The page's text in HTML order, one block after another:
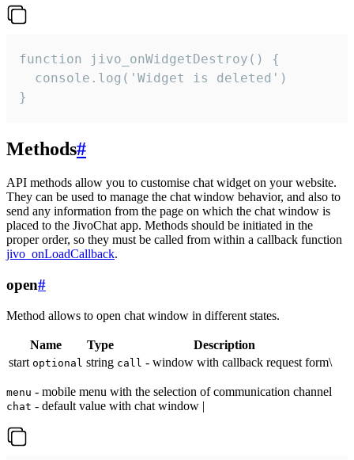
function jivo_onWidgetDestroy() {
  console.log('Widget is deleted')
}
Methods#
API methods allow you to customise chat widget on your website.
They can be used to manage the chat window behavior, and also to
send any information from the page on which the chat window is
placed to the JivoChat app. Methods should be initiated in the
proper order, so they must be called from within a callback function
jivo_onLoadCallback.
open#
Method allows to open chat window in different states.
Name Type
Description
start optional string call - window with callback request form\
menu - mobile menu with the selection of communication channel
chat - default value with chat window |